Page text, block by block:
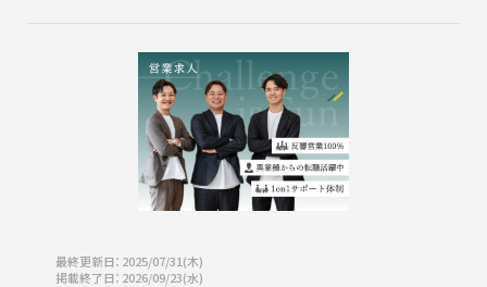
最終更新日：2025/07/31(木)
掲載終了日：2026/09/23(水)